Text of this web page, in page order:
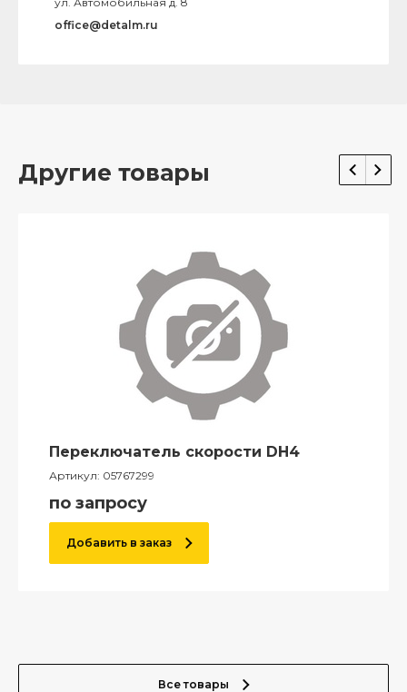
office@detalm.ru
Другие товары
Переключатель скорости DH4
Артикул: 05767299
по запросу
Добавить в заказ
Все товары